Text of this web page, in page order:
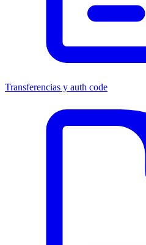
Transferencias y auth code